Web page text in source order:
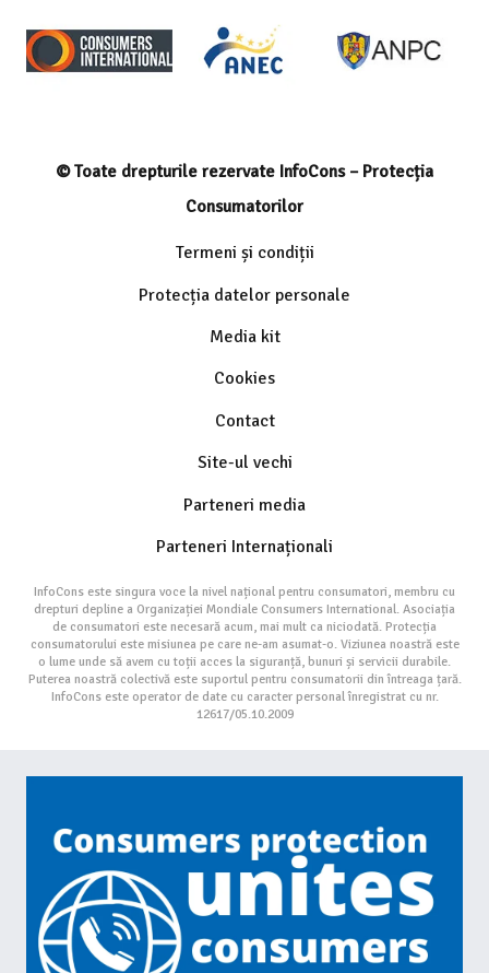
© Toate drepturile rezervate InfoCons – Protecția
Consumatorilor
Termeni și condiții
Protecția datelor personale
Media kit
Cookies
Contact
Site-ul vechi
Parteneri media
Parteneri Internaționali
InfoCons este singura voce la nivel național pentru consumatori, membru cu
drepturi depline a Organizației Mondiale Consumers International. Asociația
de consumatori este necesară acum, mai mult ca niciodată. Protecția
consumatorului este misiunea pe care ne-am asumat-o. Viziunea noastră este
o lume unde să avem cu toții acces la siguranță, bunuri și servicii durabile.
Puterea noastră colectivă este suportul pentru consumatorii din întreaga țară.
InfoCons este operator de date cu caracter personal înregistrat cu nr.
12617/05.10.2009